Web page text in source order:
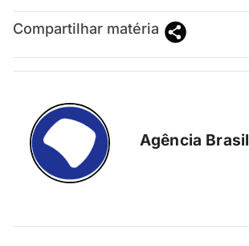
Compartilhar matéria
Agência Brasil